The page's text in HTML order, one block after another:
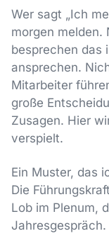
Wer sagt „Ich
morgen melden.
besprechen das
ansprechen.
Mitarbeiter
große
Zusagen. Hier
verspielt.
Ein Muster, das
Die
Lob im Plenum,